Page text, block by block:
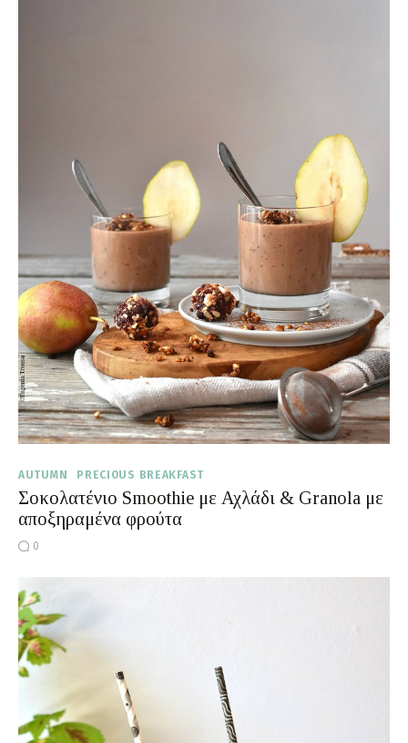
AUTUMN PRECIOUS BREAKFAST
Σοκολατένιο Smoothie με Αχλάδι & Granola με
αποξηραμένα φρούτα
0